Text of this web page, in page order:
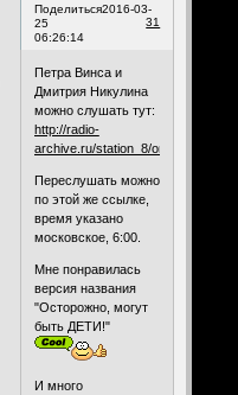
Поделиться
31
2016-03-
25
06:26:14
Петра Винса и
Дмитрия Никулина
можно слушать тут:
http://radio-
archive.ru/station_8/on
Переслушать можно
по этой же ссылке,
время указано
московское, 6:00.
Мне понравилась
версия названия
"Осторожно, могут
быть ДЕТИ!"
И много